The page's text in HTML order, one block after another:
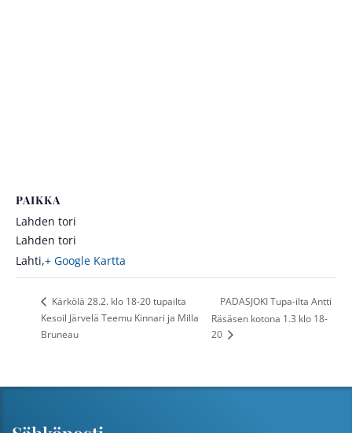
PAIKKA
Lahden tori
Lahden tori
Lahti,+ Google Kartta
Kärkölä 28.2. klo 18-20 tupailta
Kesoil Järvelä Teemu Kinnari ja Milla
Bruneau
PADASJOKI Tupa-ilta Antti
Räsäsen kotona 1.3 klo 18-
20